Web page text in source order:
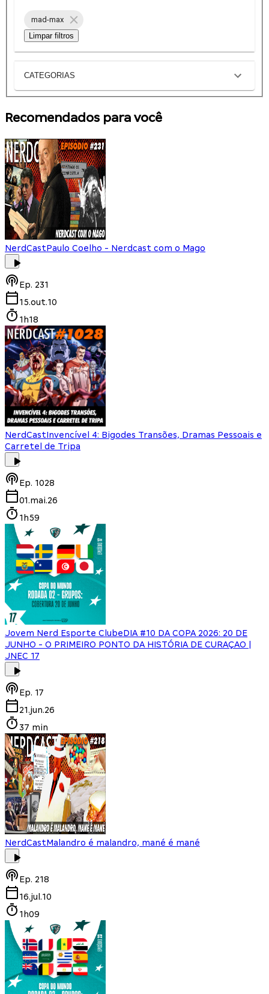
mad-max
Limpar filtros
CATEGORIAS
Recomendados para você
NerdCastPaulo Coelho - Nerdcast com o Mago
Ep. 231
15.out.10
1h18
NerdCastInvencível 4: Bigodes Transões, Dramas Pessoais e
Carretel de Tripa
Ep. 1028
01.mai.26
1h59
Jovem Nerd Esporte ClubeDIA #10 DA COPA 2026: 20 DE
JUNHO - O PRIMEIRO PONTO DA HISTÓRIA DE CURAÇAO |
JNEC 17
Ep. 17
21.jun.26
37 min
NerdCastMalandro é malandro, mané é mané
Ep. 218
16.jul.10
1h09